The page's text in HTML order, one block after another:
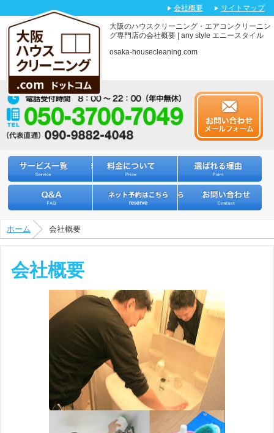
会社概要 サイトマップ
大阪のハウスクリーニング・エアコンクリーニン
グ専門店の会社概要 | any style エニースタイル
osaka-housecleaning.com
サービス一覧 料金について 選ばれる理由
ホーム
会社概要
会社概要